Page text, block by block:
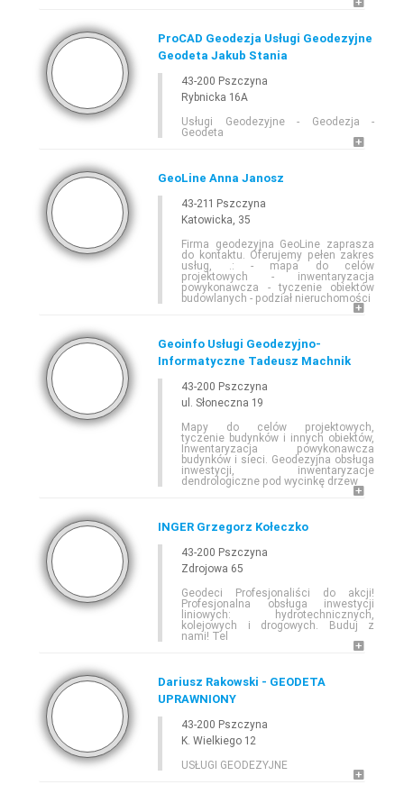
ProCAD Geodezja Usługi Geodezyjne
Geodeta Jakub Stania
43-200 Pszczyna
Rybnicka 16A
Usługi Geodezyjne - Geodezja -
Geodeta
GeoLine Anna Janosz
43-211 Pszczyna
Katowicka, 35
Firma geodezyjna GeoLine zaprasza
do kontaktu. Oferujemy pełen zakres
usług, .: - mapa do celów
projektowych - inwentaryzacja
powykonawcza - tyczenie obiektów
budowlanych - podział nieruchomości
Geoinfo Usługi Geodezyjno-
Informatyczne Tadeusz Machnik
43-200 Pszczyna
ul. Słoneczna 19
Mapy do celów projektowych,
tyczenie budynków i innych obiektów,
Inwentaryzacja powykonawcza
budynków i sieci. Geodezyjna obsługa
inwestycji, inwentaryzacje
dendrologiczne pod wycinkę drzew
INGER Grzegorz Kołeczko
43-200 Pszczyna
Zdrojowa 65
Geodeci Profesjonaliści do akcji!
Profesjonalna obsługa inwestycji
liniowych: hydrotechnicznych,
kolejowych i drogowych. Buduj z
nami! Tel
Dariusz Rakowski - GEODETA
UPRAWNIONY
43-200 Pszczyna
K. Wielkiego 12
USŁUGI GEODEZYJNE